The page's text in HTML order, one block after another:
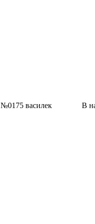
№0175 василек В